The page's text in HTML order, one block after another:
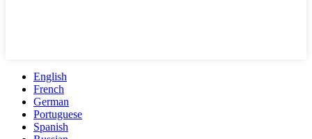
English
French
German
Portuguese
Spanish